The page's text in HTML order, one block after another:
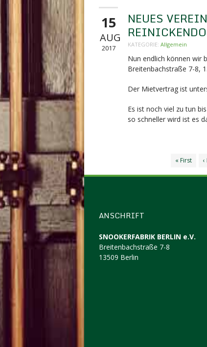
15
AUG
2017
NEUES
KATEGORIE: Allgemein
Nun endlich können wir
Breitenbachstraße 7-8,
Der Mietvertrag ist
Es ist noch viel zu tun
so schneller wird ist es
« First
ANSCHRIFT
SNOOKERFABRIK BERLIN e.V.
Breitenbachstraße 7-8
13509 Berlin